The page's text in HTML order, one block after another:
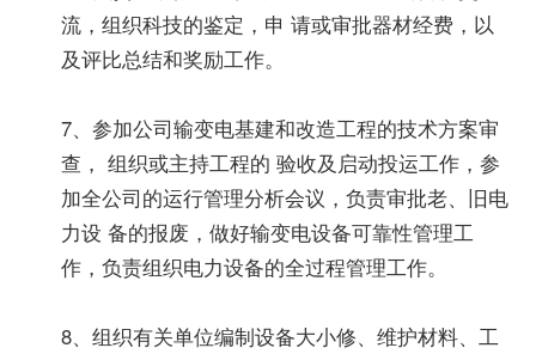
流，组织科技的鉴定，申 请或审批器材经费，以
及评比总结和奖励工作。
7、参加公司输变电基建和改造工程的技术方案审
查， 组织或主持工程的 验收及启动投运工作，参
加全公司的运行管理分析会议，负责审批老、旧电
力设 备的报废，做好输变电设备可靠性管理工
作，负责组织电力设备的全过程管理工作。
8、组织有关单位编制设备大小修、维护材料、工